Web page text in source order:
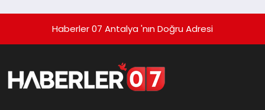
Haberler 07 Antalya 'nın Doğru Adresi